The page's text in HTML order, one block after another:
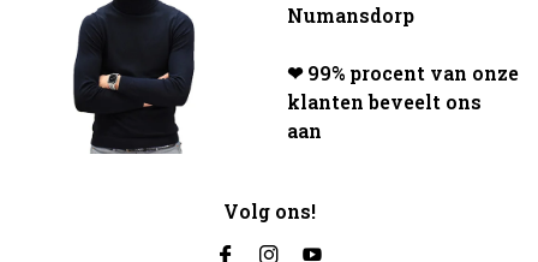
Numansdorp
❤ 99% procent van onze
klanten beveelt ons
aan
Volg ons!